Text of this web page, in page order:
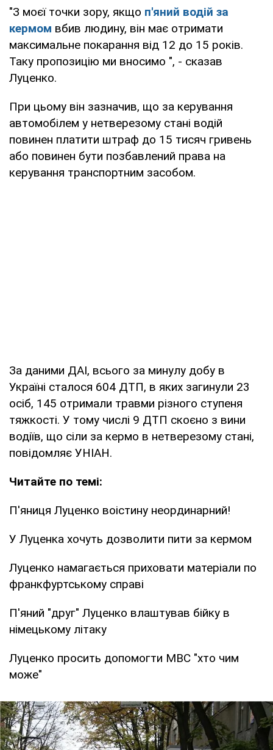
"З моєї точки зору, якщо п'яний водій за
кермом вбив людину, він має отримати
максимальне покарання від 12 до 15 років.
Таку пропозицію ми вносимо ", - сказав
Луценко.
При цьому він зазначив, що за керування
автомобілем у нетверезому стані водій
повинен платити штраф до 15 тисяч гривень
або повинен бути позбавлений права на
керування транспортним засобом.
За даними ДАІ, всього за минулу добу в
Україні сталося 604 ДТП, в яких загинули 23
осіб, 145 отримали травми різного ступеня
тяжкості. У тому числі 9 ДТП скоєно з вини
водіїв, що сіли за кермо в нетверезому стані,
повідомляє УНІАН.
Читайте по темі:
П'яниця Луценко воістину неординарний!
У Луценка хочуть дозволити пити за кермом
Луценко намагається приховати матеріали по
франкфуртському справі
П'яний "друг" Луценко влаштував бійку в
німецькому літаку
Луценко просить допомогти МВС "хто чим
може"